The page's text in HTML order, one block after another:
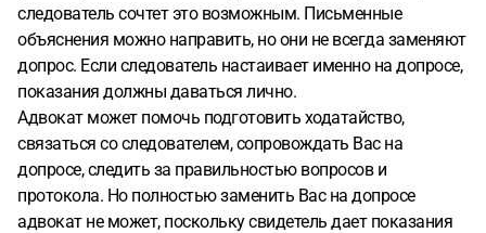
следователь сочтет это возможным. Письменные
объяснения можно направить, но они не всегда заменяют
допрос. Если следователь настаивает именно на допросе,
показания должны даваться лично.
Адвокат может помочь подготовить ходатайство,
связаться со следователем, сопровождать Вас на
допросе, следить за правильностью вопросов и
протокола. Но полностью заменить Вас на допросе
адвокат не может, поскольку свидетель дает показания